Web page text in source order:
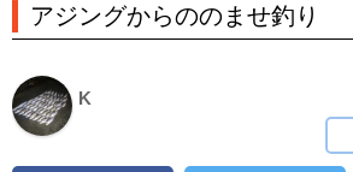
アジングからののませ釣り
K